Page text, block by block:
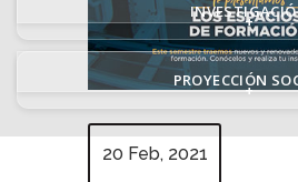
+
PROYECCIÓN
+
20 Feb, 2021